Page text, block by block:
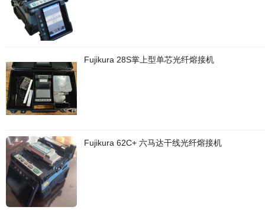
Fujikura 28S掌上型单芯光纤熔接机
Fujikura 62C+ 六马达干线光纤熔接机